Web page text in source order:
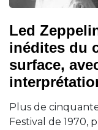
Led
inédites du
surface,
Plus de
Festival de 1970,